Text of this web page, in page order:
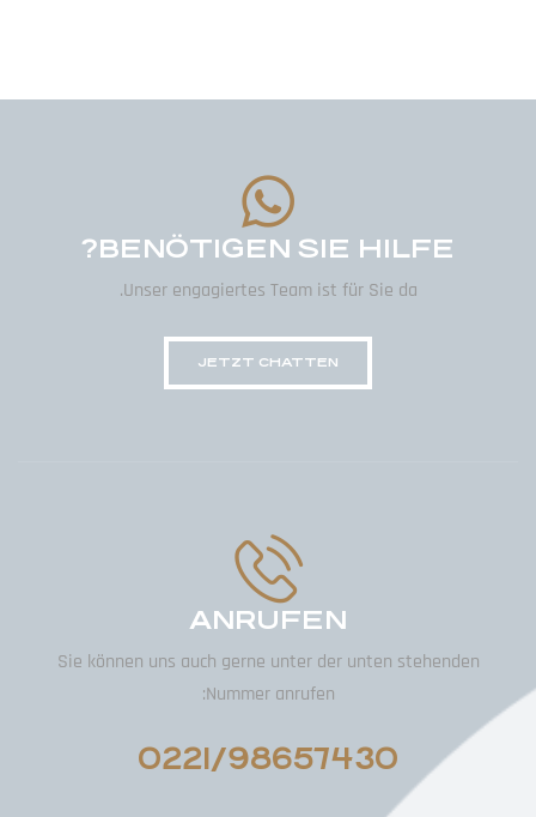
BENÖTIGEN SIE HILFE?
Unser engagiertes Team ist für Sie da.
JETZT CHATTEN
ANRUFEN
Sie können uns auch gerne unter der unten stehenden
Nummer anrufen:
0221/98657430